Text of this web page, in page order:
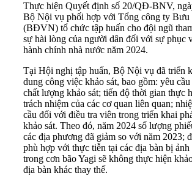
Thực hiện Quyết định số 20/QĐ-BNV,
Bộ Nội vụ phối hợp với Tổng công ty Bưu
(BĐVN) tổ chức tập huấn cho đội ngũ
sự hài lòng của người dân đối với sự phục
hành chính nhà nước năm 2024.
Tại Hội nghị tập huấn, Bộ Nội vụ đã triển
dung công việc khảo sát, bao gồm: yêu
chất lượng khảo sát; tiến độ thời gian thực
trách nhiệm của các cơ quan liên quan;
cầu đối với điều tra viên trong triển khai
khảo sát. Theo đó, năm 2024 số lượng
các địa phương đã giảm so với năm 2023;
phù hợp với thực tiễn tại các địa bàn bị
trong cơn bão Yagi sẽ không thực hiện
địa bàn khác thay thế.